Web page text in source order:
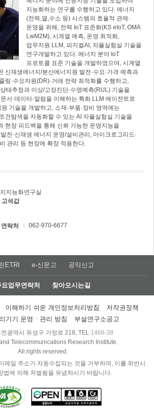
지능화하는 연구를 수행하고 있다. 에너지
(전력,열,수소 등) 시스템의 효율적 관제·
운영을 위해, 전력 IoT 표준화(KS eIoT, OMA
LwM2M), 시계열 예측, 운영 최적화,
업무지원 LLM, 피지컬AI, 자율실험실 기술을
연구개발하고 있다. 에너지 분야 IoT
프로토콜 표준 기술을 개발하였으며, 시계열
신재생에너지/분산에너지원 발전·수요·가격 예측과
링·수요자원(DR)·거래 전략 최적화를 수행하고,
태추정과 이상/고장진단·수명예측(RUL) 기술을
서·데이터·알람을 이해하는 특화 LLM 에이전트로
기술을 개발하고, 소재·부품·장비 영역에는
건탐색을 자동화할 수 있는 AI 자율실험실 기술을
현장 피드백을 통해 신뢰 가능한 운영지능을
전·신재생 에너지 운영/설비관리, 마이크로그리드·
관리 등 현장에 확장 적용한다.
지능화연구실
고석갑
연락처 062-970-6677
ETRI e-신문고 공익신고
요업무연락처 찾아오시는길
이해하기 쉬운 개인정보처리방침
저작권정책
기기 운영ㆍ관리 방침
부설연구소공고
광역시 유성구 가정로 218, TEL 1466-38
Telecommunications Research Institute.
All rights reserved.
메일 주소가 자동수집되는 것을 거부하며, 이를 위반시
법에 의해 처벌됨을 유념하시기 바랍니다.